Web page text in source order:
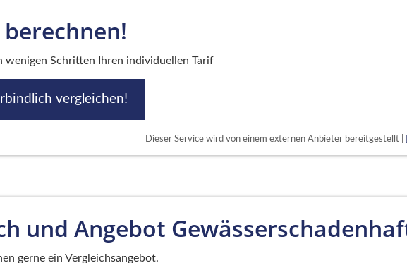
wenigen Schritten Ihren individuellen Tarif
vergleichen!
Dieser Service wird von einem externen Anbieter bereitgestellt |
und Angebot
gerne ein Vergleichsangebot.